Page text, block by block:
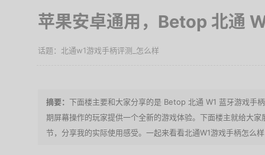
苹果安卓通用，Betop 北通
北通w1游戏手柄评测_怎么样
下面楼主要和大家分享的是 Betop 北通 W1 蓝牙游戏手
期屏幕操作的玩家提供一个全新的游戏体验。下面楼主就给大
节，分享我的实际使用感受。一起来看看北通W1游戏手柄怎么